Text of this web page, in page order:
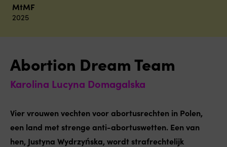
MtMF
2025
Abortion Dream Team
Karolina Lucyna Domagalska
Vier vrouwen vechten voor abortusrechten in Polen,
een land met strenge anti-abortuswetten. Een van
hen, Justyna Wydrzyńska, wordt strafrechtelijk